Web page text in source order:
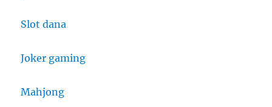
Slot dana
Joker gaming
Mahjong